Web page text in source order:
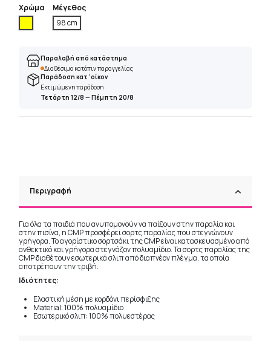
Χρώμα
Μέγεθος
98 cm
Παραλαβή από κατάστημα
Διαθέσιμο κατόπιν παραγγελίας
Παράδοση κατ 'οίκον
Εκτιμώμενη παράδοση
Τετάρτη 12/8 —Πέμπτη 20/8
Περιγραφή
Για όλα τα παιδιά που ανυπομονούν να παίξουν στην παραλία και
στην πισίνα, η CMP προσφέρει σορτς παραλίας που στεγνώνουν
γρήγορα. Το αγορίστικο σορτσάκι της CMP είναι κατασκευασμένο από
ανθεκτικό και γρήγορα στεγνάζον πολυαμίδιο. Τα σορτς παραλίας της
CMP διαθέτουν εσωτερικά σλιπ από διαπνέον πλέγμα, τα οποία
αποτρέπουν την τριβή.
Ιδιότητες:
Ελαστική μέση με κορδόνι περίσφιξης
Material: 100% πολυαμίδιο
Εσωτερικό σλιπ: 100% πολυεστέρας